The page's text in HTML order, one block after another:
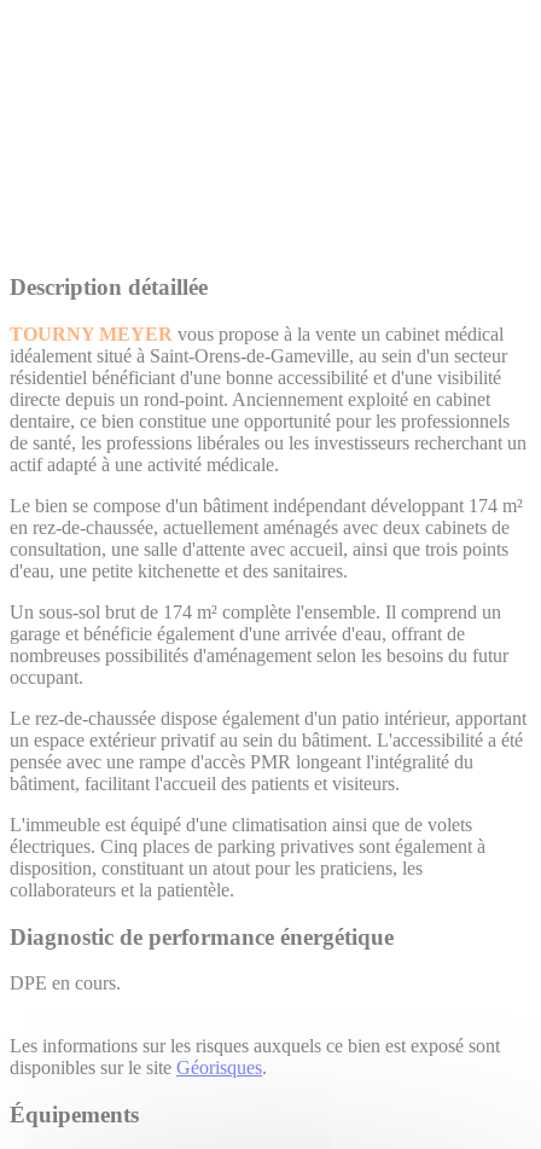
Description détaillée
TOURNY MEYER vous propose à la vente un cabinet médical
idéalement situé à Saint-Orens-de-Gameville, au sein d'un secteur
résidentiel bénéficiant d'une bonne accessibilité et d'une visibilité
directe depuis un rond-point. Anciennement exploité en cabinet
dentaire, ce bien constitue une opportunité pour les professionnels
de santé, les professions libérales ou les investisseurs recherchant un
actif adapté à une activité médicale.
Le bien se compose d'un bâtiment indépendant développant 174 m²
en rez-de-chaussée, actuellement aménagés avec deux cabinets de
consultation, une salle d'attente avec accueil, ainsi que trois points
d'eau, une petite kitchenette et des sanitaires.
Un sous-sol brut de 174 m² complète l'ensemble. Il comprend un
garage et bénéficie également d'une arrivée d'eau, offrant de
nombreuses possibilités d'aménagement selon les besoins du futur
occupant.
Le rez-de-chaussée dispose également d'un patio intérieur, apportant
un espace extérieur privatif au sein du bâtiment. L'accessibilité a été
pensée avec une rampe d'accès PMR longeant l'intégralité du
bâtiment, facilitant l'accueil des patients et visiteurs.
L'immeuble est équipé d'une climatisation ainsi que de volets
électriques. Cinq places de parking privatives sont également à
disposition, constituant un atout pour les praticiens, les
collaborateurs et la patientèle.
Diagnostic de performance énergétique
DPE en cours.
Les informations sur les risques auxquels ce bien est exposé sont
disponibles sur le site Géorisques.
Équipements